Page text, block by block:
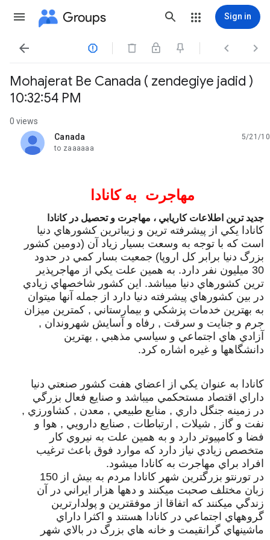
Groups Sign in
   
Mohajerat Be Canada ( zendegiye jadid )
10:32:54 PM
0 views
Canada
unread,
5/21/10
to zaaaaaa
مهاجرت به كانادا
جديد ترين اطلاعات کاريابي ، مهاجرت و تحصيل در کانادا
کانادا يکي از پيشرفته ترين و زيباترين کشورهاي دنيا
است که با توجه به وسعت بسيار زياد آن (دومين کشور
بزرگ دنيا برابر کل اروپا) جمعيت بسار کمي در حدود
30 ميليون نفر دارد. به همين علت يکي از مهاجرپذير
ترين کشورهاي دنيا ميباشد. اين کشور شاخصهاي زيادي
در بين کشورهاي پيشرفته دنيا دارد از جمله آنها ميتوان
به بهترين خدمات پزشکي و بيمارستاني , کمترين ميزان
جرم و جنايت و سرقت , رفاه و آسايش شهروندان ,
آزادي هاي اجتماعي و سياسي مذهبي , بهترين
دانشگاهها و غيره اشاره کرد.
کانادا به عنوان يکي از اعضاي هفت کشور صنعتي دنيا
داراي اقتصاد مستحکمي ميباشد و صنايع فعال بزرگي
در زمينه جنگل داري , منابع طبيعي , معدن , کشاورزي ,
نفت و گاز , شيلات , ارتباطات , صنايع دارويي , هوا و
فضا و کامپيوتر دارد و به همين علت به نيروي کار
متخصص زيادي نياز دارد که موارد فوق باعث ترغيب
افراد براي مهاجرت به کانادا ميشود.
در تورنتو بزرگترين شهر کانادا مردم به بيش از 150
زبان مختلف صحبت ميکنند و دهها هزار ايراني در آن
زندگي ميکنند که اتفاقا از موفقترين و پولدارترين
گروههاي اجتماعي در کانادا هستند و اکثرا داراي
ماشينهاي گرانقيمت و خانه هاي بزرگ در بالاي شهر